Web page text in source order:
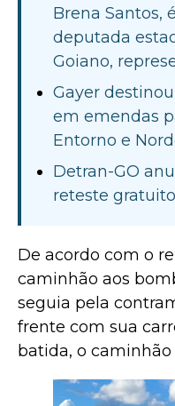
Brena Santos,
deputada
Goiano,
Gayer
em emendas
Entorno e
Detran-GO
reteste
De acordo com o
caminhão aos
seguia pela
frente com sua
batida, o